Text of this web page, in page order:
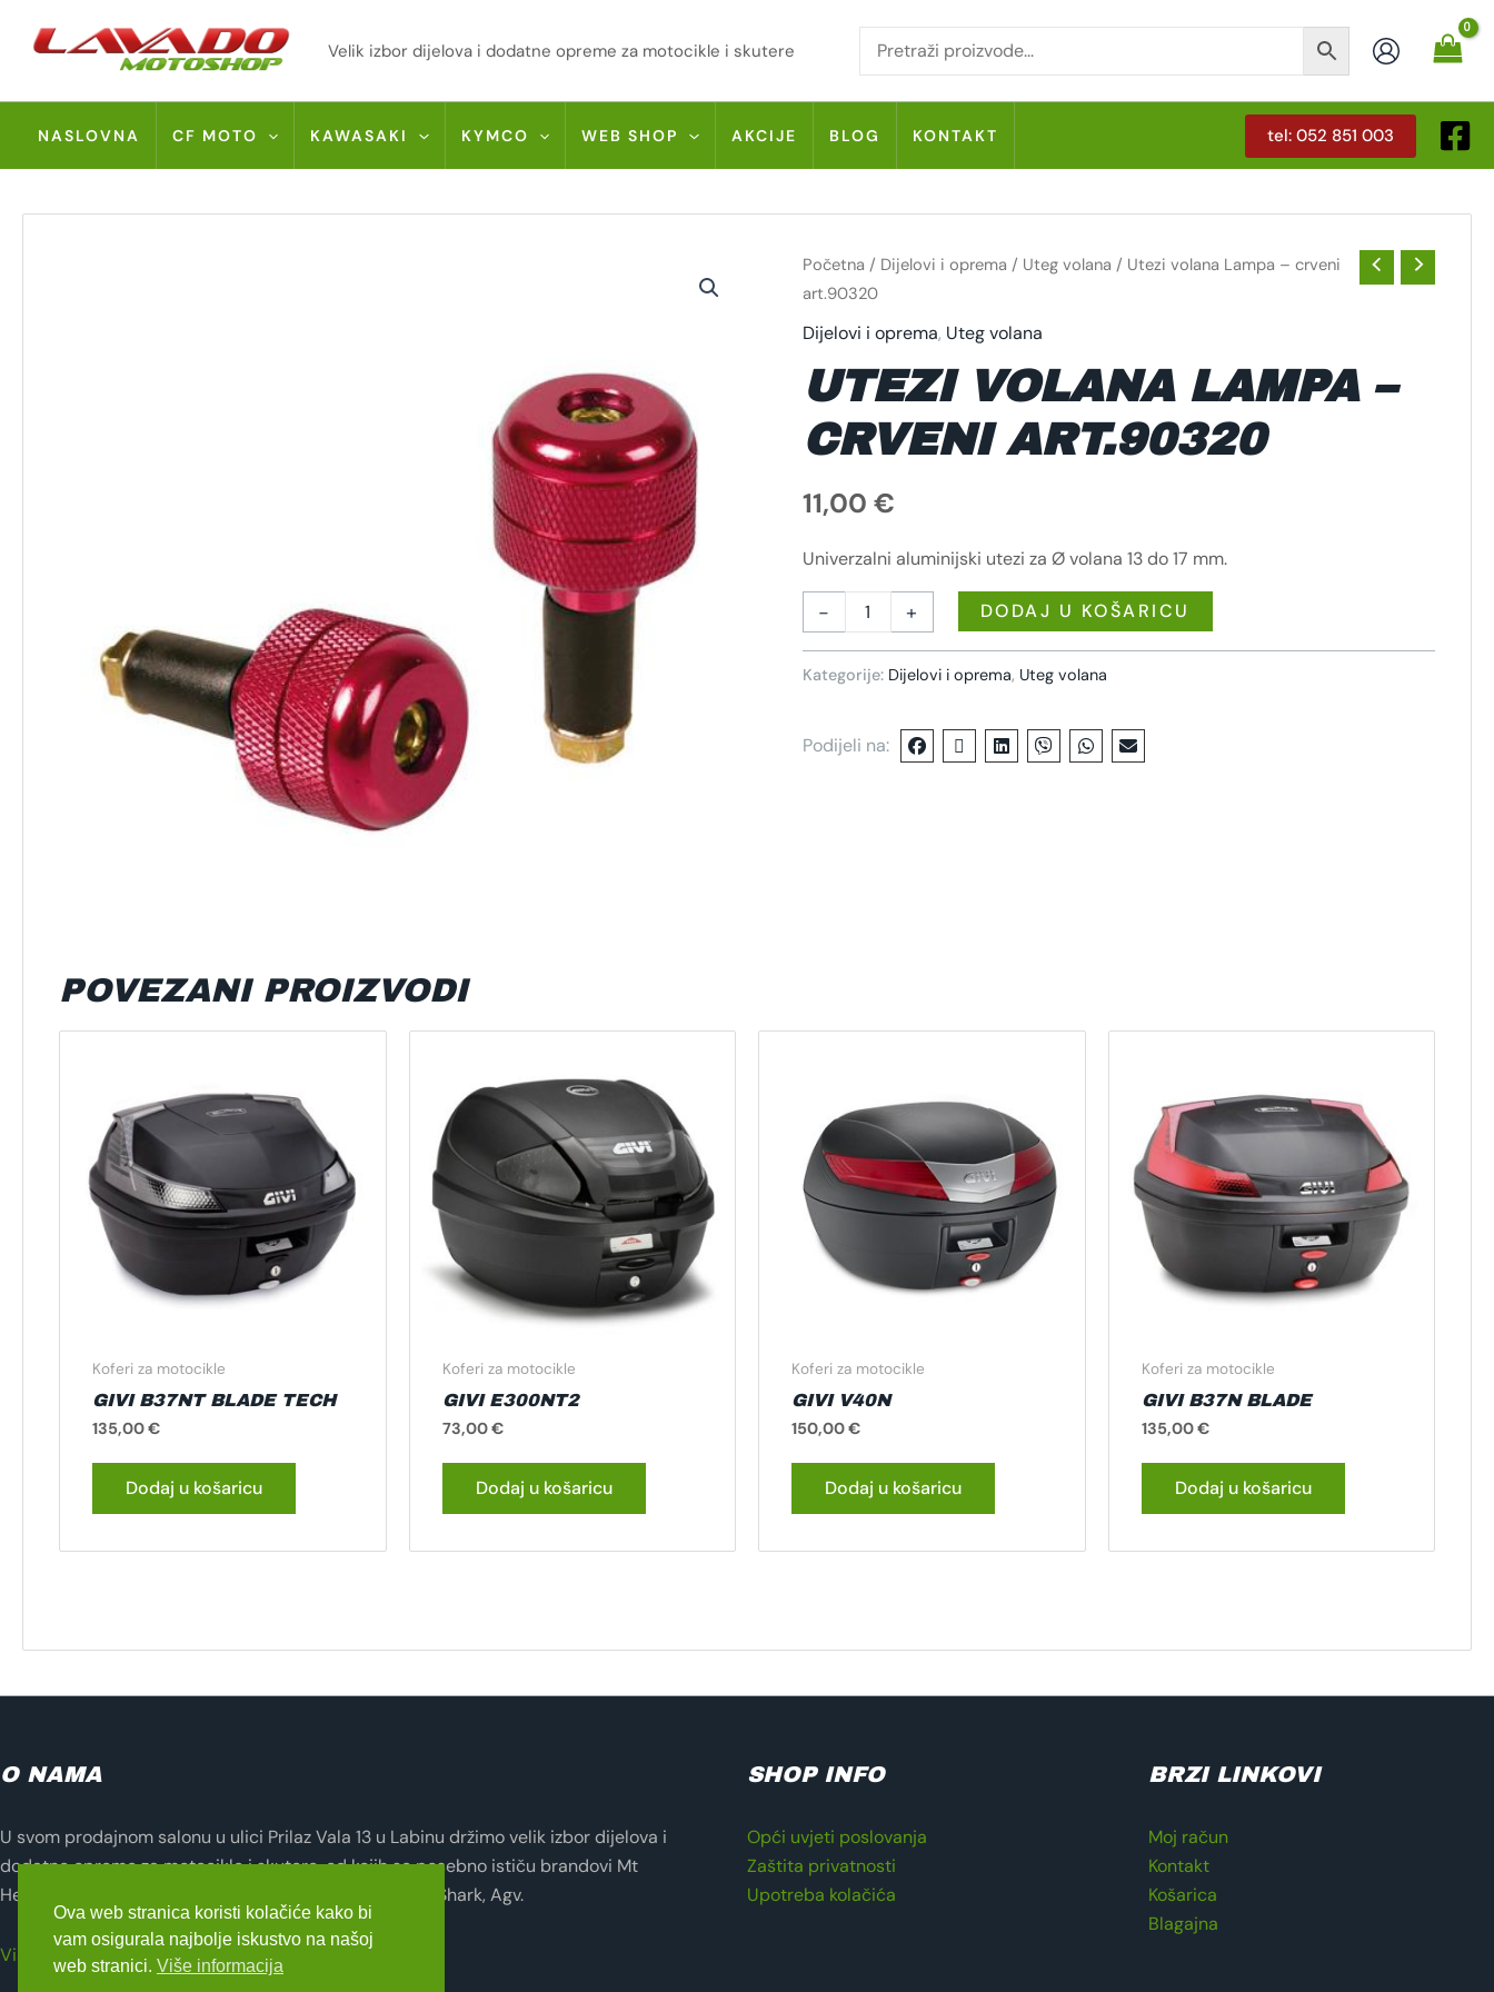
Velik izbor dijelova i dodatne opreme za motocikle i skutere
NASLOVNA CF MOTO KAWASAKI KYMCO WEB SHOP AKCIJE BLOG KONTAKT tel: 052 851 003
Početna / Dijelovi i oprema / Uteg volana / Utezi volana Lampa – crveni
art.90320
Dijelovi i oprema, Uteg volana
UTEZI VOLANA LAMPA –
CRVENI ART.90320
11,00 €
Univerzalni aluminijski utezi za Ø volana 13 do 17 mm.
-
UTEZI
VOLANA
LAMPA
CRVENI
ART.90320
+ DODAJ U KOŠARICU
Kategorije: Dijelovi i oprema, Uteg volana
Podijeli na:
POVEZANI PROIZVODI
Koferi za motocikle
GIVI B37NT BLADE TECH
135,00€
Dodaj u košaricu
Koferi za motocikle
GIVI E300NT2
73,00€
Dodaj u košaricu
Koferi za motocikle
GIVI V40N
150,00€
Dodaj u košaricu
Koferi za motocikle
GIVI B37N BLADE
135,00€
Dodaj u košaricu
O NAMA
U svom prodajnom salonu u ulici Prilaz Vala 13 u Labinu držimo velik izbor dijelova i
dodatne opreme za motocikle i skutere, od kojih se posebno ističu brandovi Mt
Helmets, Lampa, Evotech, Seventy Degrees, Zandona, Shark, Agv.
Više o nama
SHOP INFO
Opći uvjeti poslovanja
Zaštita privatnosti
Upotreba kolačića
BRZI LINKOVI
Moj račun
Kontakt
Košarica
Blagajna
Ova web stranica koristi kolačiće kako bi
vam osigurala najbolje iskustvo na našoj
web stranici. Više informacija